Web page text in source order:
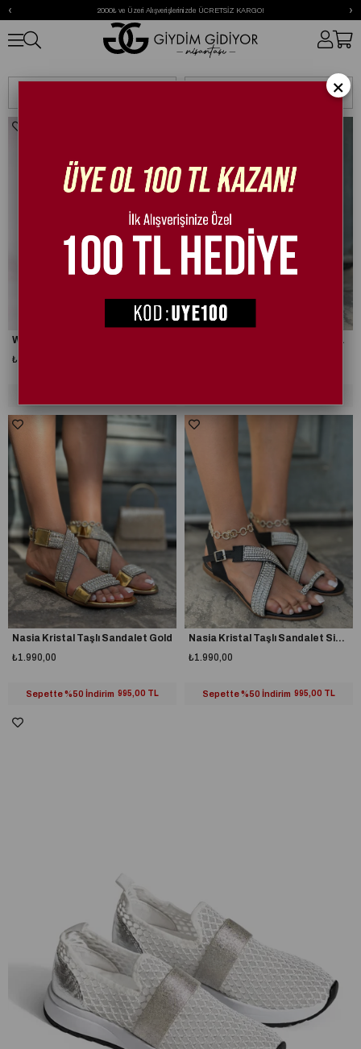
2000₺ ve Üzeri Alışverişlerinizde ÜCRETSİZ KARGO!
‹ ›
₺1.990,00
Halelu Dolgu Topuk Hasır Ayakkabı Krem
Nasia Kristal Taşlı Sandalet Gold
₺1.990,00
Sepette %50 İndirim 995,00 TL
Nasia Kristal Taşlı Sandalet Siyah
₺1.990,00
Sepette %50 İndirim 995,00 TL
×